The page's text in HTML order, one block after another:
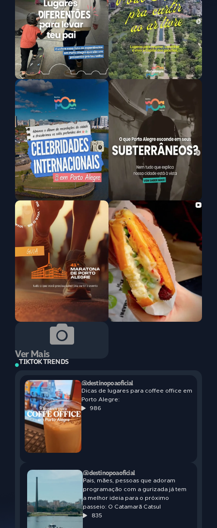
Ver Mais
TIKTOK TRENDS
@destinopoaoficial
Dicas de lugares para coffee office em
Porto Alegre:
986
@destinopoaoficial
Pais, mães, pessoas que adoram
programação com a gurizada já tem
a melhor ideia para o próximo
passeio: O Catamarã Catsul
835